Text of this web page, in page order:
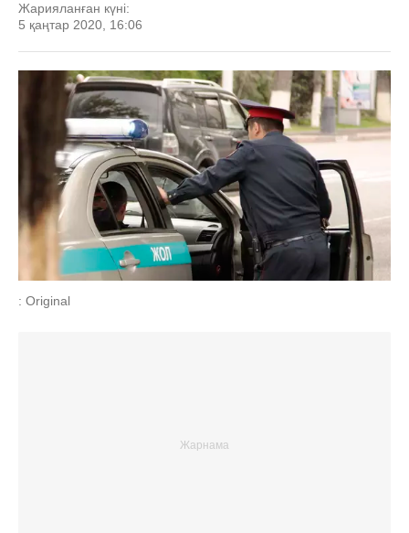
Жарияланған күні:
5 қаңтар 2020, 16:06
: Original